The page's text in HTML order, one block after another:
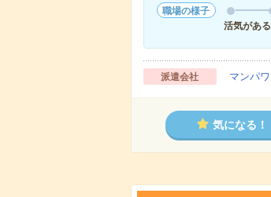
職場の様子
活気がある
派遣会社 マンパ
気になる！